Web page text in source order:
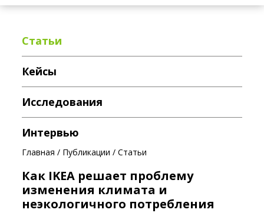
Главная / Публикации /Статьи
Как IKEA решает проблему
изменения климата и
неэкологичного потребления
Статьи
Кейсы
Исследования
Интервью